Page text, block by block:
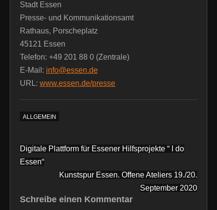
Stadt Essen
Presse- und Kommunikationsamt
Rathaus, Porscheplatz
45121 Essen
Telefon: +49 201 88 0 (Zentrale)
E-Mail: info@essen.de
URL: www.essen.de/presse
ALLGEMEIN
Beitragsnavigation
Digitale Plattform für Essener Hilfsprojekte “ I do
Essen“
Kunstspur Essen. Offene Ateliers 19./20.
September 2020
Schreibe einen Kommentar